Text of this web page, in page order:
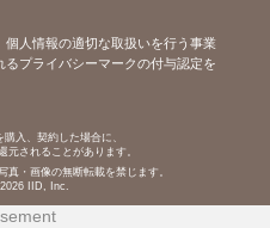
個人情報の適切な取扱いを行う事業
るプライバシーマークの付与認定を
入、契約した場合に、
元されることがあります。
真・画像の無断転載を禁じます。
IID, Inc.